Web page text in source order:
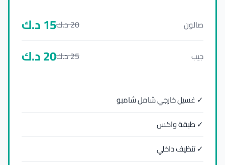
صالون 20د.ك15د.ك
جيب 25د.ك20د.ك
✓ غسيل خارجي شامل شامبو
✓ طبقة واكس
✓ تنظيف داخلي